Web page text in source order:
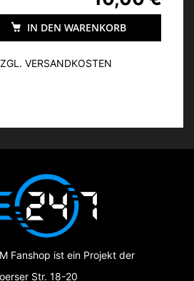
IN DEN WARENKORB
VERSANDKOSTEN
Fanshop ist ein Projekt der
Str. 18-20